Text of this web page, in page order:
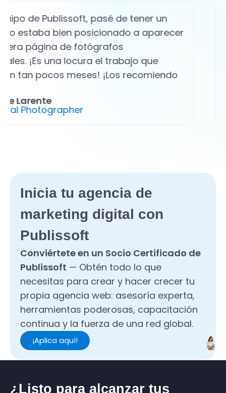
de Publissoft, pasé de tener un
no estaba bien posicionado a aparecer
página de fotógrafos
¡Es una locura el trabajo que
tan pocos meses! ¡Los recomiendo
Larente
Photographer
Inicia tu agencia de
marketing digital con
Publissoft
Conviértete en un Socio Certificado de
Publissoft — Obtén todo lo que
necesitas para crear y hacer crecer tu
propia agencia web: asesoría experta,
herramientas poderosas, capacitación
continua y la fuerza de una red global.
¡Aplica aquí!
¿Listo para alcanzar tus